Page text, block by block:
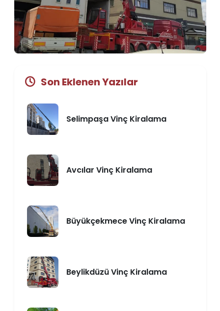
Son Eklenen Yazılar
Selimpaşa Vinç Kiralama
Avcılar Vinç Kiralama
Büyükçekmece Vinç Kiralama
Beylikdüzü Vinç Kiralama